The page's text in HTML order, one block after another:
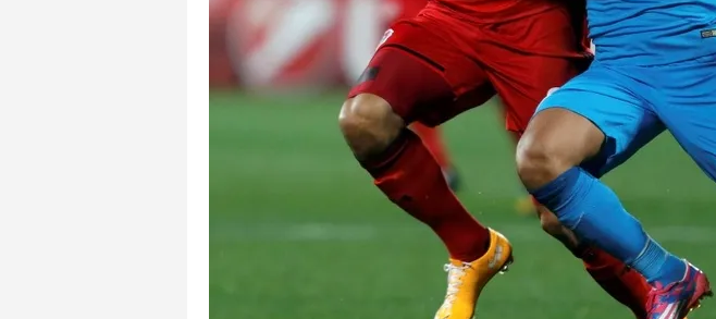
6698 sayılı Kişisel Verilerin Korunması Kanunu uyarınca
mevzuata uygun olarak kullanılan çerezlerle ilgili bilgi almak